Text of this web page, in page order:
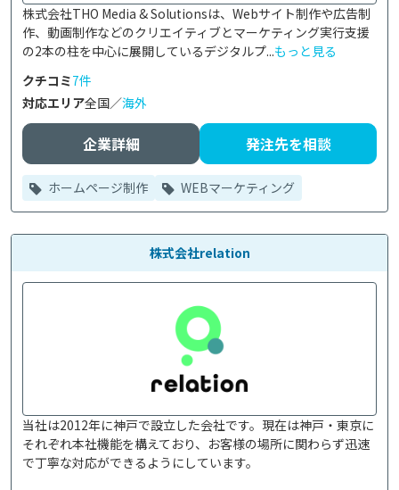
株式会社THO Media & Solutionsは、Webサイト制作や広告制
作、動画制作などのクリエイティブとマーケティング実行支援
の2本の柱を中心に展開しているデジタルプ...もっと見る
クチコミ7件
対応エリア全国／海外
企業詳細 発注先を相談
ホームページ制作 WEBマーケティング
株式会社relation
当社は2012年に神戸で設立した会社です。現在は神戸・東京に
それぞれ本社機能を構えており、お客様の場所に関わらず迅速
で丁寧な対応ができるようにしています。